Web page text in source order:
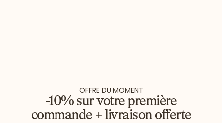
OFFRE DU MOMENT
-10% sur votre première
commande + livraison offerte